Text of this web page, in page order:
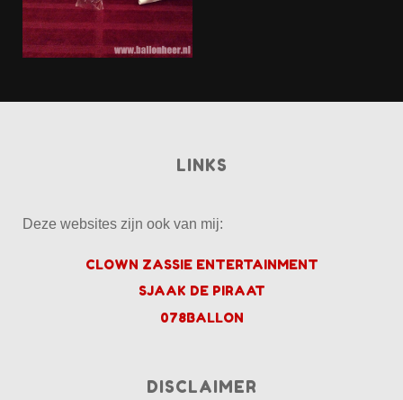
LINKS
Deze websites zijn ook van mij:
CLOWN ZASSIE ENTERTAINMENT
SJAAK DE PIRAAT
078BALLON
DISCLAIMER